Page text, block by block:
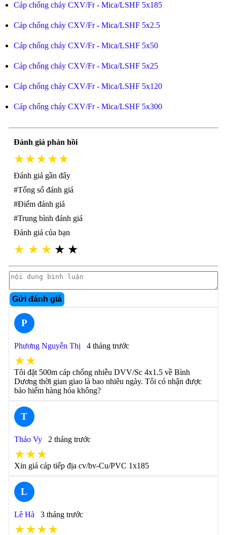
Cáp chống cháy CXV/Fr - Mica/LSHF 5x185
Cáp chống cháy CXV/Fr - Mica/LSHF 5x2.5
Cáp chống cháy CXV/Fr - Mica/LSHF 5x50
Cáp chống cháy CXV/Fr - Mica/LSHF 5x25
Cáp chống cháy CXV/Fr - Mica/LSHF 5x120
Cáp chống cháy CXV/Fr - Mica/LSHF 5x300
Đánh giá phản hồi
★★★★★
Đánh giá gần đây
#Tổng số đánh giá
#Điểm đánh giá
#Trung bình đánh giá
Đánh giá của bạn
★ ★ ★ ★ ★
Gửi đánh giá
P
Phương Nguyễn Thị 4 tháng trước
★★
Tôi đặt 500m cáp chống nhiễu DVV/Sc 4x1.5 về Bình
Dương thời gian giao là bao nhiêu ngày. Tôi có nhận được
bảo hiểm hàng hóa không?
T
Thảo Vy 2 tháng trước
★★★
Xin giá cáp tiếp địa cv/bv-Cu/PVC 1x185
L
Lê Hà 3 tháng trước
★★★★